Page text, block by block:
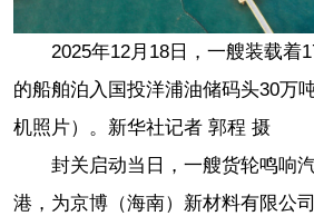
2025年12月18日，一艘装载着
的船舶泊入国投洋浦油储码头30万
机照片）。新华社记者 郭程 摄
封关启动当日，一艘货轮鸣响
港，为京博（海南）新材料有限公